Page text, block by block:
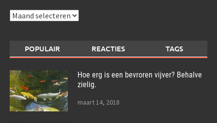
Archieven
POPULAIR REACTIES TAGS
Hoe erg is een bevroren vijver? Behalve
zielig.
maart 14, 2018